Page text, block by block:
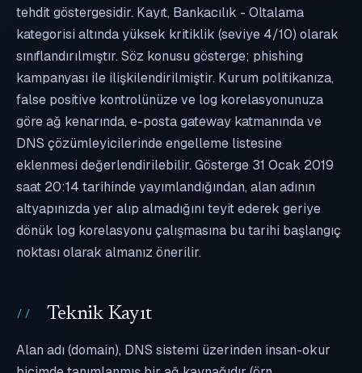
tehdit göstergesidir. Kayıt, Bankacılık - Oltalama
kategorisi altında yüksek kritiklik (seviye 4/10) olarak
sınıflandırılmıştır. Söz konusu gösterge; phishing
kampanyası ile ilişkilendirilmiştir. Kurum politikanıza,
false positive kontrolünüze ve log korelasyonunuza
göre ağ kenarında, e-posta gateway katmanında ve
DNS çözümleyicilerinde engelleme listesine
eklenmesi değerlendirilebilir. Gösterge 31 Ocak 2019
saat 20:14 tarihinde yayımlandığından, alan adının
altyapınızda yer alıp almadığını teyit ederek geriye
dönük log korelasyonu çalışmasına bu tarihi başlangıç
noktası olarak almanız önerilir.
Teknik Kayıt
Alan adı (domain), DNS sistemi üzerinden insan-okur